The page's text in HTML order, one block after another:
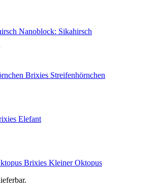
Nanoblock: Sikahirsch
Brixies Streifenhörnchen
Elefant
Brixies Kleiner Oktopus